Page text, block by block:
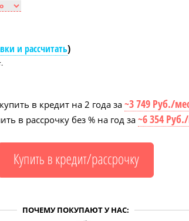
и рассчитать)
в кредит на 2 года за ~3 749 Руб./
в рассрочку без % на год за ~6 354
ПОЧЕМУ ПОКУПАЮТ У НАС: